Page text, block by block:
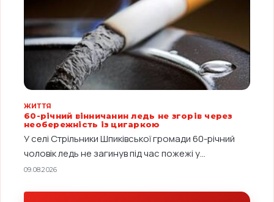
ЖИТТЯ
60-річний вінничанин ледь не згорів через
необережність із цигаркою
У селі Стрільники Шпиківської громади 60-річний
чоловік ледь не загинув під час пожежі у...
09.08.2026